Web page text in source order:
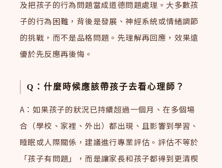
及把孩子的行為問題當成道德問題處理。大多數孩
子的行為困難，背後是發展、神經系統或情緒調節
的挑戰，而不是品格問題。先理解再回應，效果遠
優於先反應再後悔。
Q：什麼時候應該帶孩子去看心理師？
A：如果孩子的狀況已持續超過一個月、在多個場
合（學校、家裡、外出）都出現、且影響到學習、
睡眠或人際關係，建議進行專業評估。評估不等於
「孩子有問題」，而是讓家長和孩子都得到更清楔